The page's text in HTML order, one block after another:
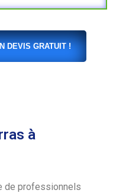
DEVIS GRATUIT !
à
de professionnels